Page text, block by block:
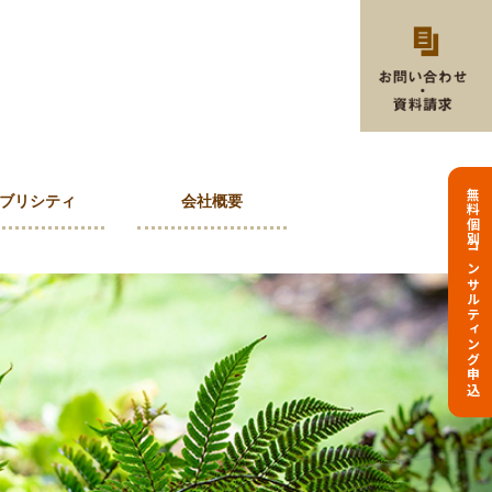
無料個別コンサルティング申込
リシティ 会社概要